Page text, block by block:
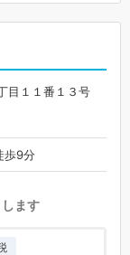
目１１番１３号
9分
ます